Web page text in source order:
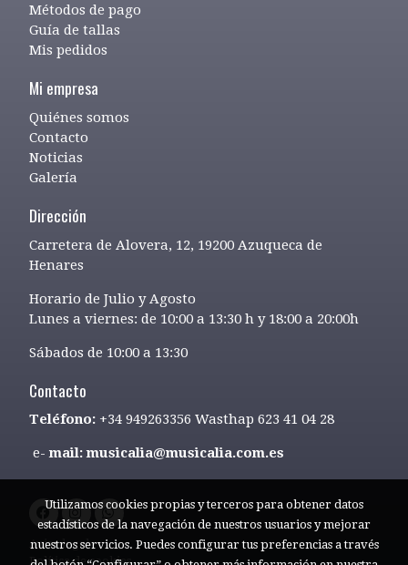
Métodos de pago
Guía de tallas
Mis pedidos
Mi empresa
Quiénes somos
Contacto
Noticias
Galería
Dirección
Carretera de Alovera, 12, 19200 Azuqueca de
Henares
Horario de Julio y Agosto
Lunes a viernes: de 10:00 a 13:30 h y 18:00 a 20:00h
Sábados de 10:00 a 13:30
Contacto
Teléfono: +34 949263356 Wasthap 623 41 04 28
e-mail: musicalia@musicalia.com.es
Aviso legal
Política de cookies
Utilizamos cookies propias y terceros para obtener datos
estadísticos de la navegación de nuestros usuarios y mejorar
nuestros servicios. Puedes configurar tus preferencias a través